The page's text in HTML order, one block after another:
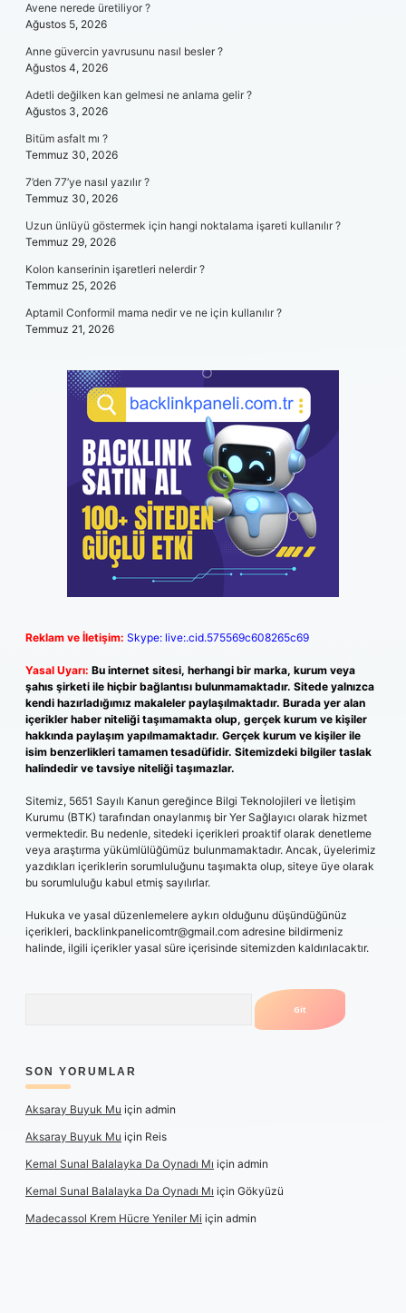
Avene nerede üretiliyor ?
Ağustos 5, 2026
Anne güvercin yavrusunu nasıl besler ?
Ağustos 4, 2026
Adetli değilken kan gelmesi ne anlama gelir ?
Ağustos 3, 2026
Bitüm asfalt mı ?
Temmuz 30, 2026
7’den 77’ye nasıl yazılır ?
Temmuz 30, 2026
Uzun ünlüyü göstermek için hangi noktalama işareti kullanılır ?
Temmuz 29, 2026
Kolon kanserinin işaretleri nelerdir ?
Temmuz 25, 2026
Aptamil Conformil mama nedir ve ne için kullanılır ?
Temmuz 21, 2026
Reklam ve İletişim: Skype: live:.cid.575569c608265c69
Yasal Uyarı: Bu internet sitesi, herhangi bir marka, kurum veya
şahıs şirketi ile hiçbir bağlantısı bulunmamaktadır. Sitede yalnızca
kendi hazırladığımız makaleler paylaşılmaktadır. Burada yer alan
içerikler haber niteliği taşımamakta olup, gerçek kurum ve kişiler
hakkında paylaşım yapılmamaktadır. Gerçek kurum ve kişiler ile
isim benzerlikleri tamamen tesadüfidir. Sitemizdeki bilgiler taslak
halindedir ve tavsiye niteliği taşımazlar.
Sitemiz, 5651 Sayılı Kanun gereğince Bilgi Teknolojileri ve İletişim
Kurumu (BTK) tarafından onaylanmış bir Yer Sağlayıcı olarak hizmet
vermektedir. Bu nedenle, sitedeki içerikleri proaktif olarak denetleme
veya araştırma yükümlülüğümüz bulunmamaktadır. Ancak, üyelerimiz
yazdıkları içeriklerin sorumluluğunu taşımakta olup, siteye üye olarak
bu sorumluluğu kabul etmiş sayılırlar.
Hukuka ve yasal düzenlemelere aykırı olduğunu düşündüğünüz
içerikleri, backlinkpanelicomtr@gmail.com adresine bildirmeniz
halinde, ilgili içerikler yasal süre içerisinde sitemizden kaldırılacaktır.
SON YORUMLAR
Aksaray Buyuk Mu için admin
Aksaray Buyuk Mu için Reis
Kemal Sunal Balalayka Da Oynadı Mı için admin
Kemal Sunal Balalayka Da Oynadı Mı için Gökyüzü
Madecassol Krem Hücre Yeniler Mi için admin